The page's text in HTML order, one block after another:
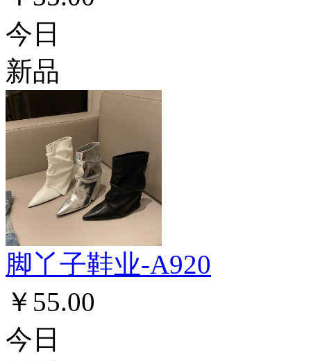
今日
新品
脚丫子鞋业-A920
￥55.00
今日